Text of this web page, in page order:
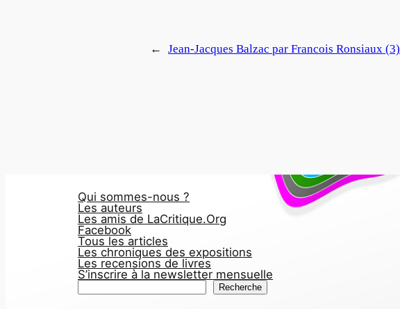
← Jean-Jacques Balzac par Francois Ronsiaux (3)
Qui sommes-nous ?
Les auteurs
Les amis de LaCritique.Org
Facebook
Tous les articles
Les chroniques des expositions
Les recensions de livres
S’inscrire à la newsletter mensuelle
Recherche